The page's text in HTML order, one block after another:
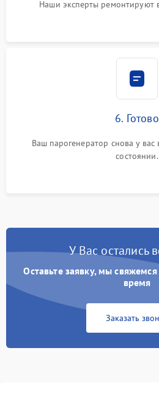
Наши эксперты ремонтируют
6. Готово
Ваш парогенератор снова у
состоянии.
У Вас остались
Оставьте заявку, мы
время
Заказать